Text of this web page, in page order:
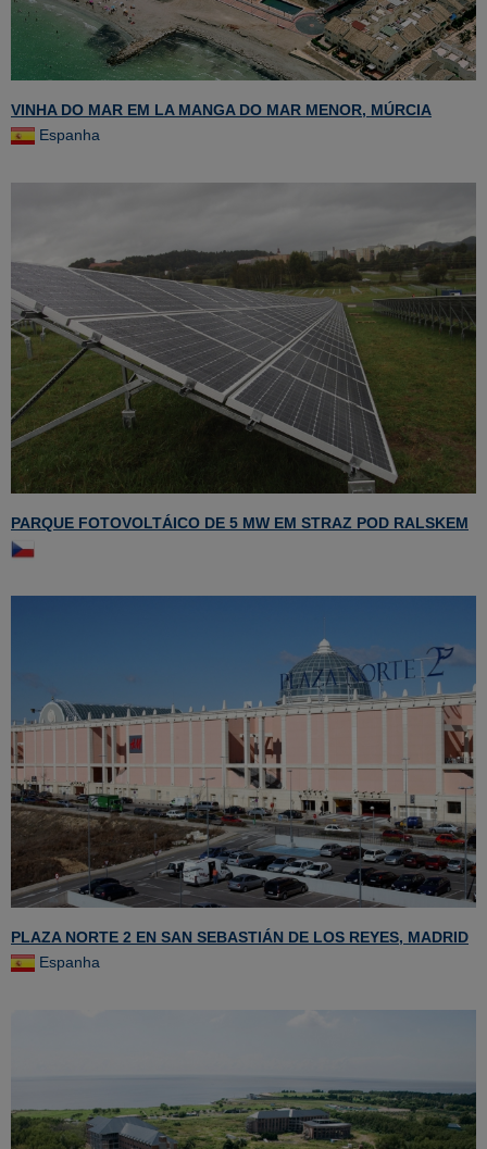
VINHA DO MAR EM LA MANGA DO MAR MENOR, MÚRCIA
Espanha
PARQUE FOTOVOLTÁICO DE 5 MW EM STRAZ POD RALSKEM
PLAZA NORTE 2 EN SAN SEBASTIÁN DE LOS REYES, MADRID
Espanha